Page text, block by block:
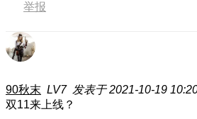
举报
90秋末 LV7 发表于 2021-10-19
双11来上线？